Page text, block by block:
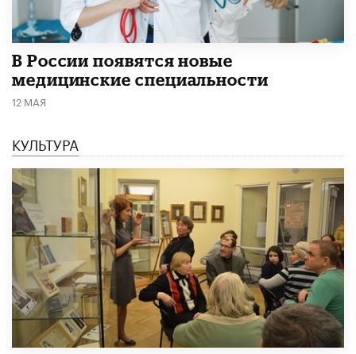
В России появятся новые
медицинские специальности
12 МАЯ
КУЛЬТУРА